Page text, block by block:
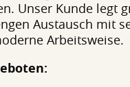
Unser Kunde legt
Austausch mit
Arbeitsweise.